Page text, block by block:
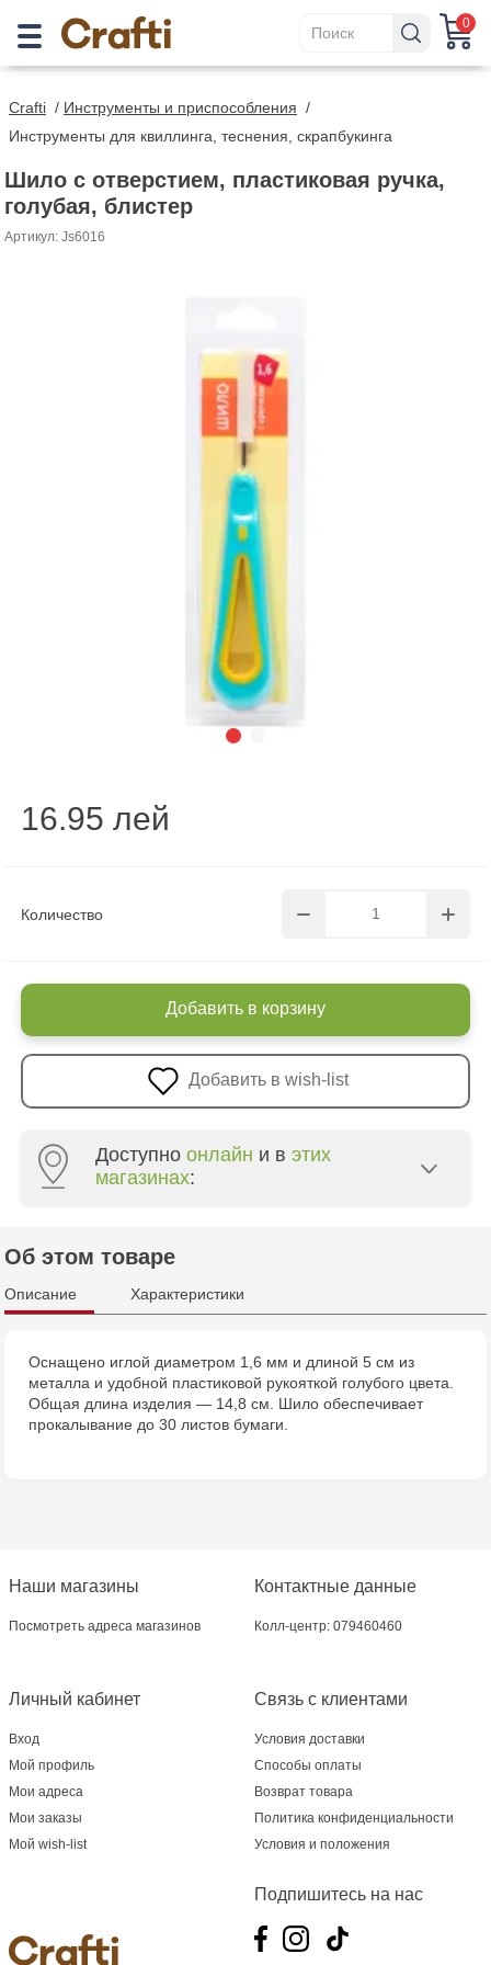
0
Crafti / Инструменты и приспособления /
Инструменты для квиллинга, теснения, скрапбукинга
Шило с отверстием, пластиковая ручка,
голубая, блистер
Артикул: Js6016
Количество
16.95 лей
Добавить в корзину
Добавить в wish-list
Доступно онлайн и в этих
магазинах:
Crafti Botanica - bd. Decebal, 139
Crafti Buiucani - str. Alba Iulia, 77/18
Crafti Ciocana - str. Alecu Russo, 61/6
Multistore Poșta Veche - str. Socoleni, 7
Crafti Comrat - str Pobeda,48
Crafti Centru - bd. Ștefan cel Mare și Sfânt,
182
Crafti Ciocana - bd. Mircea cel Bătrân,17/3
Crafti Buiucani - str. Ion Creangă, 68/1
Crafti Ciocana- Port Mall, etajul 3
Об этом товаре
Описание Характеристики
Оснащено иглой диаметром 1,6 мм и длиной 5 см из
металла и удобной пластиковой рукояткой голубого цвета.
Общая длина изделия — 14,8 см. Шило обеспечивает
прокалывание до 30 листов бумаги.
Наши магазины
Посмотреть адреса магазинов
Связь с клиентами
Условия доставки
Способы оплаты
Возврат товара
Политика конфиденциальности
Условия и положения
Личный кабинет
Вход
Мой профиль
Мои адреса
Мои заказы
Мой wish-list
Контактные данные
Колл-центр: 079460460
Подпишитесь на нас